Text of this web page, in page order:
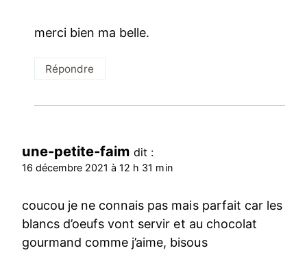
merci bien ma belle.
Répondre
une-petite-faim dit :
16 décembre 2021 à 12 h 31 min
coucou je ne connais pas mais parfait car les
blancs d’oeufs vont servir et au chocolat
gourmand comme j’aime, bisous